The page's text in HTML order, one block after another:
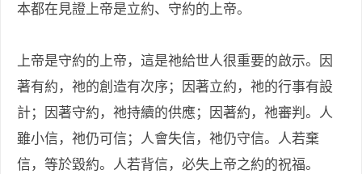
本都在見證上帝是立約、守約的上帝。
上帝是守約的上帝，這是祂給世人很重要的啟示。因
著有約，祂的創造有次序；因著立約，祂的行事有設
計；因著守約，祂持續的供應；因著約，祂審判。人
雖小信，祂仍可信；人會失信，祂仍守信。人若棄
信，等於毀約。人若背信，必失上帝之約的祝福。